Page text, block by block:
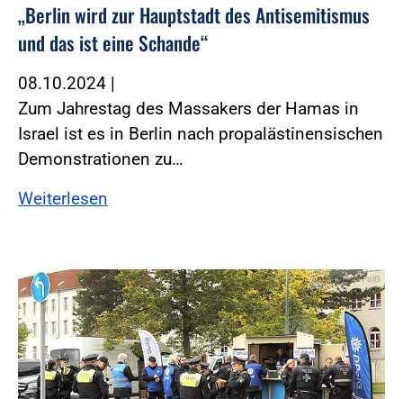
„Berlin wird zur Hauptstadt des Antisemitismus
und das ist eine Schande“
08.10.2024 |
Zum Jahrestag des Massakers der Hamas in
Israel ist es in Berlin nach propalästinensischen
Demonstrationen zu…
Weiterlesen
Foto:Foto: DPolG